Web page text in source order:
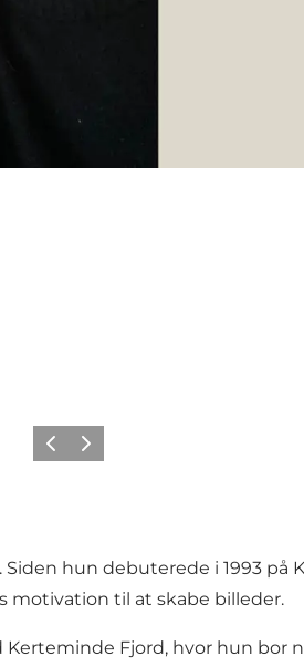
ForrigeNæste
hun debuterede i 1993 på
motivation til at skabe billeder.
Fjord, hvor hun bor